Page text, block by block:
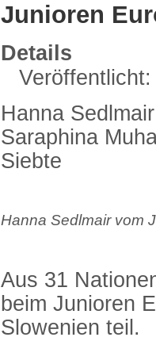
Junioren
Details
Hanna
Saraphina
Siebte
Hanna Sedlmair
Aus 31
beim Junioren
Slowenien teil.